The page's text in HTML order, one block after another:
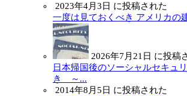
2023年4月3日 に投稿された
一度は見ておくべき アメリカの
2026年7月21日 に投稿
日本帰国後のソーシャルセキュ
き ～...
2014年8月5日 に投稿された